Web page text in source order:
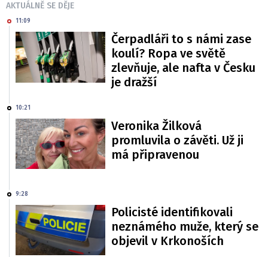
AKTUÁLNĚ SE DĚJE
11:09
Čerpadláři to s námi zase
koulí? Ropa ve světě
zlevňuje, ale nafta v Česku
je dražší
10:21
Veronika Žilková
promluvila o závěti. Už ji
má připravenou
9:28
Policisté identifikovali
neznámého muže, který se
objevil v Krkonoších